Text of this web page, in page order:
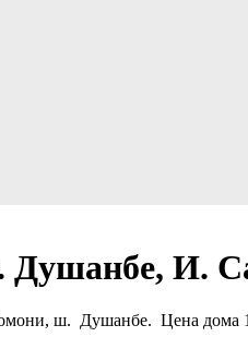
И.
ш. Душанбе. Цена дома